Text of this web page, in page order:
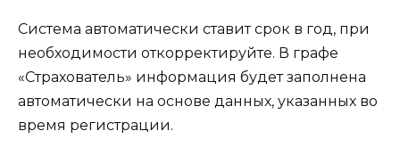
Система автоматически ставит срок в год, при
необходимости откорректируйте. В графе
«Страхователь» информация будет заполнена
автоматически на основе данных, указанных во
время регистрации.